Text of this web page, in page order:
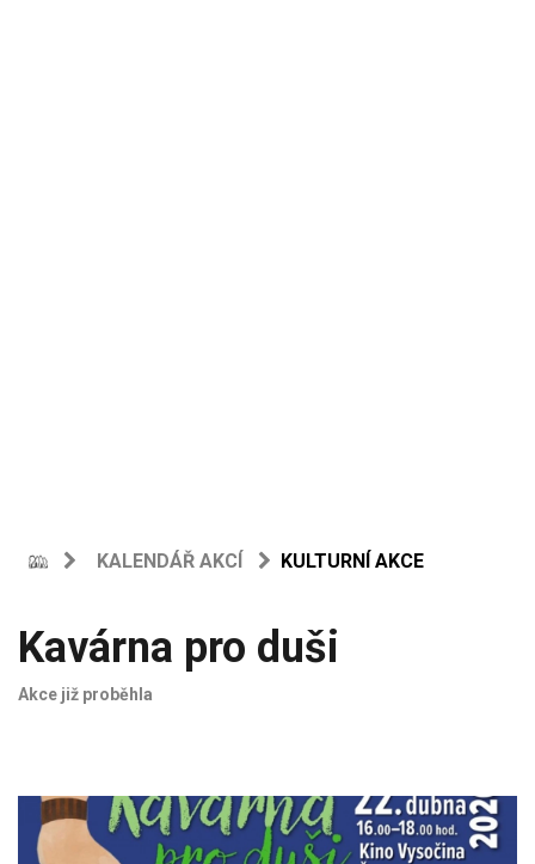
KALENDÁŘ AKCÍ KULTURNÍ AKCE
Kavárna pro duši
Akce již proběhla